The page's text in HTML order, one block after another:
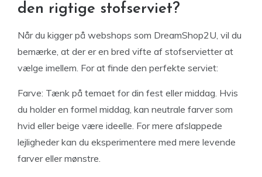
den rigtige stofserviet?
Når du kigger på webshops som DreamShop2U, vil du
bemærke, at der er en bred vifte af stofservietter at
vælge imellem. For at finde den perfekte serviet:
Farve: Tænk på temaet for din fest eller middag. Hvis
du holder en formel middag, kan neutrale farver som
hvid eller beige være ideelle. For mere afslappede
lejligheder kan du eksperimentere med mere levende
farver eller mønstre.